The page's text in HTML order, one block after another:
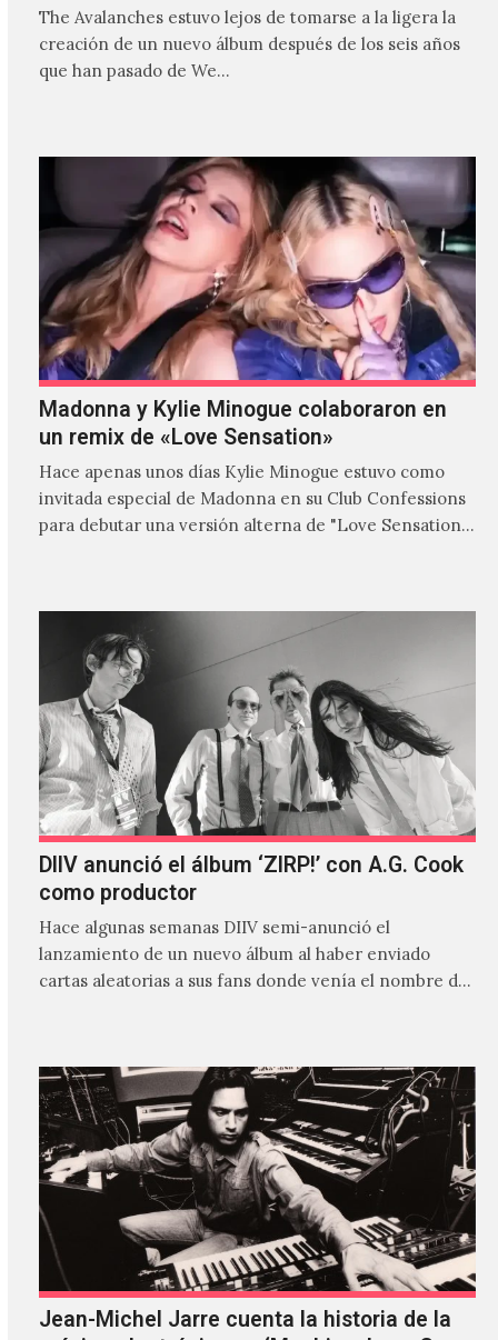
The Avalanches estuvo lejos de tomarse a la ligera la
creación de un nuevo álbum después de los seis años
que han pasado de We…
Madonna y Kylie Minogue colaboraron en
un remix de «Love Sensation»
Hace apenas unos días Kylie Minogue estuvo como
invitada especial de Madonna en su Club Confessions
para debutar una versión alterna de "Love Sensation",
DIIV anunció el álbum ‘ZIRP!’ con A.G. Cook
como productor
Hace algunas semanas DIIV semi-anunció el
lanzamiento de un nuevo álbum al haber enviado
cartas aleatorias a sus fans donde venía el nombre de
Jean-Michel Jarre cuenta la historia de la